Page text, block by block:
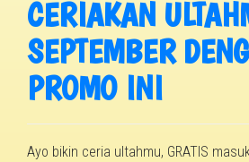
CERIAKAN
SEPTEMBER
PROMO INI
Ayo bikin ceria ultahmu, GRATIS